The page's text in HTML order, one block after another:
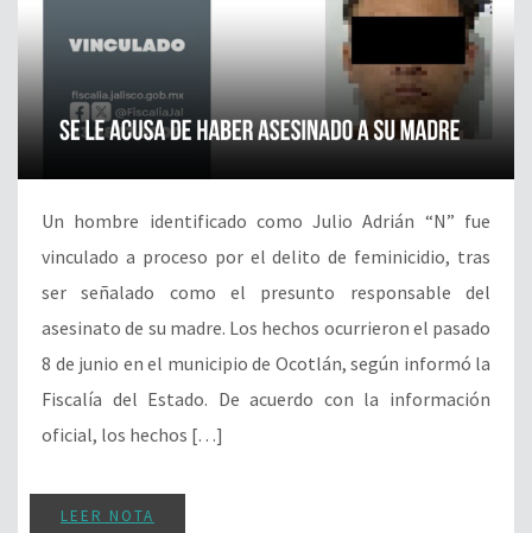
Un hombre identificado como Julio Adrián “N” fue
vinculado a proceso por el delito de feminicidio, tras
ser señalado como el presunto responsable del
asesinato de su madre. Los hechos ocurrieron el pasado
8 de junio en el municipio de Ocotlán, según informó la
Fiscalía del Estado. De acuerdo con la información
oficial, los hechos […]
LEER NOTA